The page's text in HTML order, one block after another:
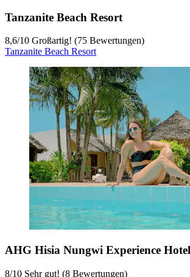
Tanzanite Beach Resort
8,6/10 Großartig! (75 Bewertungen)
Tanzanite Beach Resort
AHG Hisia Nungwi Experience Hotel
8/10 Sehr gut! (8 Bewertungen)